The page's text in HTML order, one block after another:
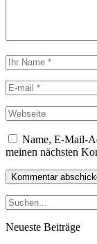
Name, E-Mail-
meinen nächsten
Neueste Beiträge